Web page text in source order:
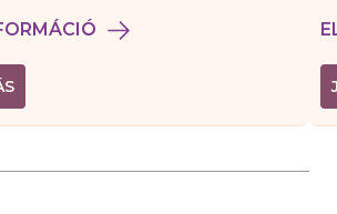
(
L
I
Ú